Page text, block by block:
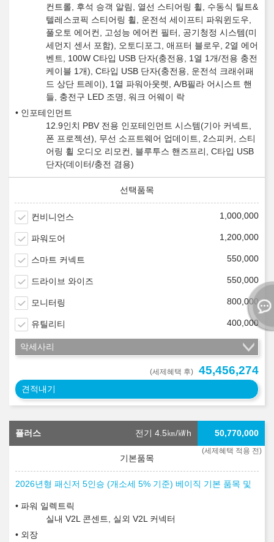
컨트롤, 후석 승객 알림, 열선 스티어링 휠, 수동식 틸트&
텔레스코픽 스티어링 휠, 운전석 세이프티 파워윈도우,
풀오토 에어컨, 고성능 에어컨 필터, 공기청정 시스템(미
세먼지 센서 포함), 오토디포그, 애프터 블로우, 2열 에어
벤트, 100W C타입 USB 단자(충전용, 1열 1개/전용 충전
케이블 1개), C타입 USB 단자(충전용, 운전석 크래쉬패
드 상단 트레이), 1열 파워아웃렛, A/B필라 어시스트 핸
들, 충전구 LED 조명, 워크 어웨이 락
인포테인먼트
12.9인치 PBV 전용 인포테인먼트 시스템(기아 커넥트,
폰 프로젝션), 무선 소프트웨어 업데이트, 2스피커, 스티
어링 휠 오디오 리모컨, 블루투스 핸즈프리, C타입 USB
단자(데이터/충전 겸용)
컨비니언스 1,000,000
파워도어 1,200,000
스마트 커넥트 550,000
드라이브 와이즈 550,000
모니터링 800,000
유틸리티 400,000
악세사리
(세제혜택 후) 45,456,274
견적내기
플러스 전기 4.5㎞/㎾h
(세제혜택 적용 전)
50,770,000
2026년형 패신저 5인승 (개소세 5% 기준) 베이직 기본 품목 및
파워 일렉트릭
실내 V2L 콘센트, 실외 V2L 커넥터
외장